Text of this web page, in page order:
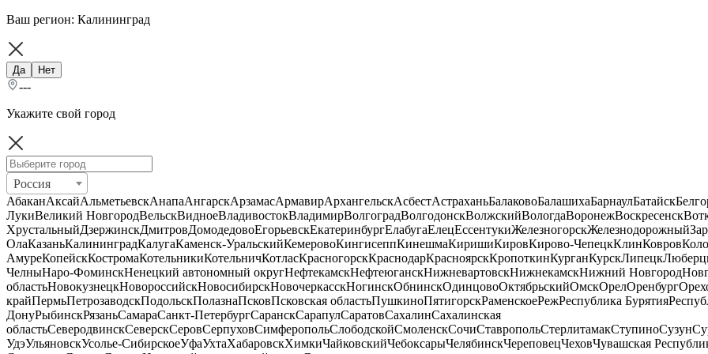
Ваш регион: Калининград
Да Нет
---
Укажите свой город
Россия
АбаканАксайАльметьевскАнапаАнгарскАрзамасАрмавирАрхангельскАсбестАстраханьБалаковоБалашихаБарнаулБатайск
ЛукиВеликий НовгородВельскВидноеВладивостокВладимирВолгоградВолгодонскВолжскийВологдаВоронежВоскресенск
ХрустальныйДзержинскДмитровДомодедовоЕгорьевскЕкатеринбургЕлабугаЕлецЕссентукиЖелезногорскЖелезнодорожный
ОлаКазаньКалининградКалугаКаменск-УральскийКемеровоКингисеппКинешмаКиришиКировКирово-ЧепецкКлинКовров
АмуреКопейскКостромаКотельникиКотельничКотласКрасногорскКраснодарКрасноярскКропоткинКурганКурскЛипецк
ЧелныНаро-ФоминскНенецкий автономный округНефтекамскНефтеюганскНижневартовскНижнекамскНижний Новгород
областьНовокузнецкНовороссийскНовосибирскНовочеркасскНогинскОбнинскОдинцовоОктябрьскийОмскОрелОренбург
крайПермьПетрозаводскПодольскПолазнаПсковПсковская областьПушкиноПятигорскРаменскоеРежРеспублика Бурятия
ДонуРыбинскРязаньСамараСанкт-ПетербургСаранскСарапулСаратовСахалинСахалинская
областьСеверодвинскСеверскСеровСерпуховСимферопольСлободскойСмоленскСочиСтавропольСтерлитамакСтупиноСузун
УдэУльяновскУсолье-СибирскоеУфаУхтаХабаровскХимкиЧайковскийЧебоксарыЧелябинскЧереповецЧеховЧувашская